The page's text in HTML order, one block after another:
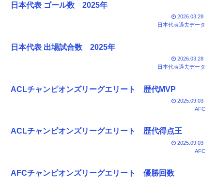
日本代表 ゴール数 2025年
2026.03.28
日本代表過去データ
日本代表 出場試合数 2025年
2026.03.28
日本代表過去データ
ACLチャンピオンズリーグエリート 歴代MVP
2025.09.03
AFC
ACLチャンピオンズリーグエリート 歴代得点王
2025.09.03
AFC
AFCチャンピオンズリーグエリート 優勝回数